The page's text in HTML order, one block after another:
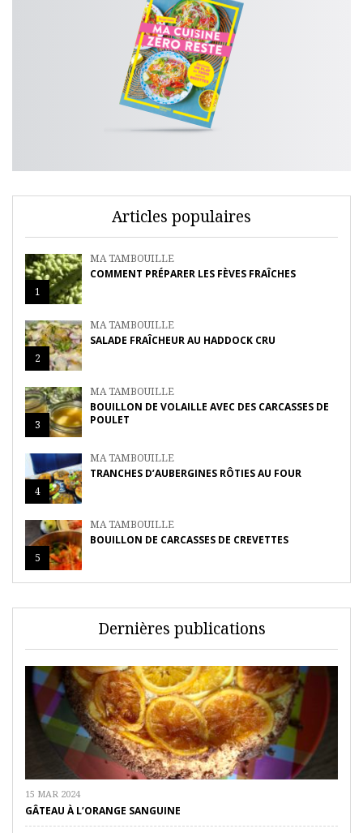
Articles populaires
1
MA TAMBOUILLE
COMMENT PRÉPARER LES FÈVES FRAÎCHES
2
MA TAMBOUILLE
SALADE FRAÎCHEUR AU HADDOCK CRU
3
MA TAMBOUILLE
BOUILLON DE VOLAILLE AVEC DES CARCASSES DE
POULET
4
MA TAMBOUILLE
TRANCHES D’AUBERGINES RÔTIES AU FOUR
5
MA TAMBOUILLE
BOUILLON DE CARCASSES DE CREVETTES
Dernières publications
15 MAR 2024
GÂTEAU À L’ORANGE SANGUINE